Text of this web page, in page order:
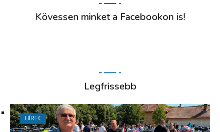
Kövessen minket a Facebookon is!
Legfrissebb
HÍREK